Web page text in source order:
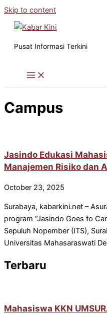
Skip to content
Pusat Informasi Terkini
Campus
Jasindo Edukasi
Manajemen Risiko dan
October 23, 2025
Surabaya, kabarkini.net –
program “Jasindo Goes to
Sepuluh Nopember (ITS),
Universitas Mahasaraswati
Terbaru
Mahasiswa KKN